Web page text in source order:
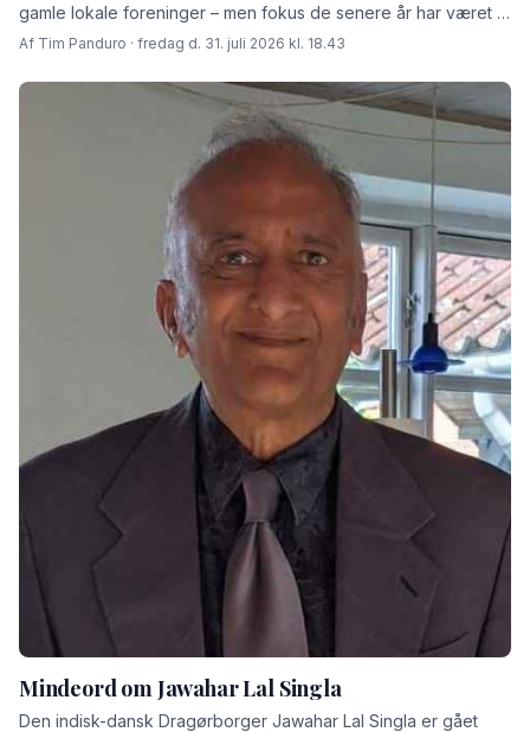
gamle lokale foreninger – men fokus de senere år har været at
skabe rammer for fremtiden fortæller den afgåede formand
Af Tim Panduro · fredag d. 31. juli 2026 kl. 18.43
Mindeord om Jawahar Lal Singla
Den indisk-dansk Dragørborger Jawahar Lal Singla er gået